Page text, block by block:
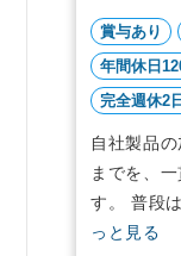
賞与あり
年間休日
完全週休2
自社製品
までを、
す。 普段
っと見る